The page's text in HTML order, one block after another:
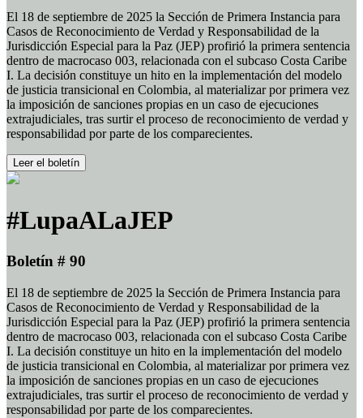
El 18 de septiembre de 2025 la Sección de Primera Instancia para
Casos de Reconocimiento de Verdad y Responsabilidad de la
Jurisdicción Especial para la Paz (JEP) profirió la primera sentencia
dentro de macrocaso 003, relacionada con el subcaso Costa Caribe
I. La decisión constituye un hito en la implementación del modelo
de justicia transicional en Colombia, al materializar por primera vez
la imposición de sanciones propias en un caso de ejecuciones
extrajudiciales, tras surtir el proceso de reconocimiento de verdad y
responsabilidad por parte de los comparecientes.
Leer el boletín
#LupaALaJEP
Boletín # 90
El 18 de septiembre de 2025 la Sección de Primera Instancia para
Casos de Reconocimiento de Verdad y Responsabilidad de la
Jurisdicción Especial para la Paz (JEP) profirió la primera sentencia
dentro de macrocaso 003, relacionada con el subcaso Costa Caribe
I. La decisión constituye un hito en la implementación del modelo
de justicia transicional en Colombia, al materializar por primera vez
la imposición de sanciones propias en un caso de ejecuciones
extrajudiciales, tras surtir el proceso de reconocimiento de verdad y
responsabilidad por parte de los comparecientes.